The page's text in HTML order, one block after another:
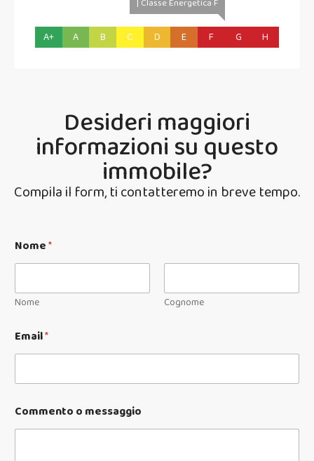
A+ A B C D E
| Classe Energetica F
F G H
Desideri maggiori
informazioni su questo
immobile?
Compila il form, ti contatteremo in breve tempo.
Nome*
Nome Cognome
Email*
Commento o messaggio